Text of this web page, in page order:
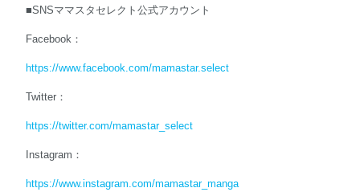
■SNSママスタセレクト公式アカウント
Facebook：
https://www.facebook.com/mamastar.select
Twitter：
https://twitter.com/mamastar_select
Instagram：
https://www.instagram.com/mamastar_manga